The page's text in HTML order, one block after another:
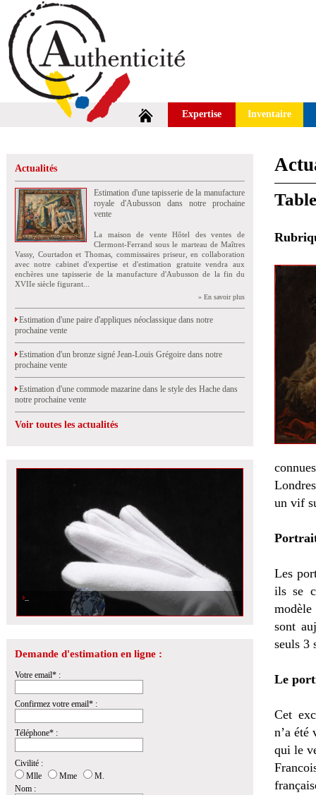
Expertise Inventaire
Actualités
Estimation d'une tapisserie de la manufacture
royale d'Aubusson dans notre prochaine
vente
La maison de vente Hôtel des ventes de
Clermont-Ferrand sous le marteau de Maîtres
Vassy, Courtadon et Thomas, commissaires priseur, en collaboration
avec notre cabinet d'expertise et d'estimation gratuite vendra aux
enchères une tapisserie de la manufacture d'Aubusson de la fin du
XVIIe siècle figurant...
» En savoir plus
Estimation d'une paire d'appliques néoclassique dans notre
prochaine vente
Estimation d'un bronze signé Jean-Louis Grégoire dans notre
prochaine vente
Estimation d'une commode mazarine dans le style des Hache dans
notre prochaine vente
Voir toutes les actualités
Demande d'estimation en ligne :
Votre email* :
Confirmez votre email* :
Téléphone* :
Civilité :
Mlle
Mme
M.
Nom :
un vif
Les
ils se
sont
seuls 3
Le
Cet
n’a été
qui le